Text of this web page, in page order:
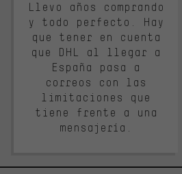
Llevo años comprando
y todo perfecto. Hay
que tener en cuenta
que DHL al llegar a
España pasa a
correos con las
limitaciones que
tiene frente a una
mensajería.